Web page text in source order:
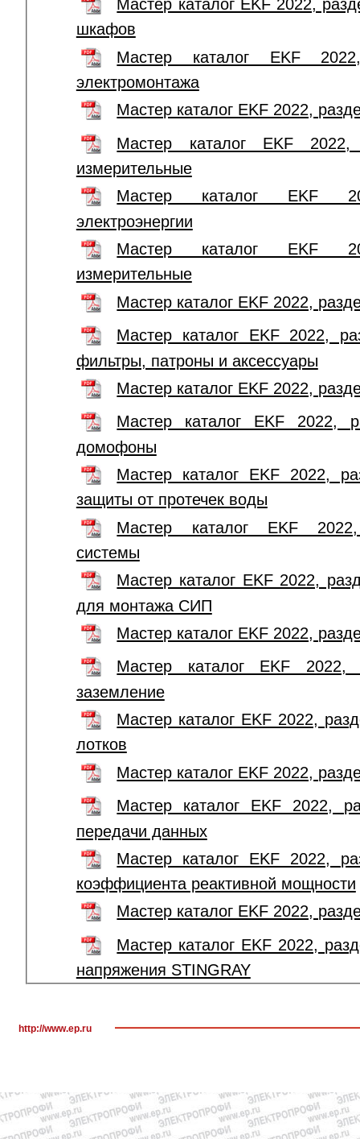
Мастер каталог EKF 2022,
шкафов
Мастер каталог EKF
электромонтажа
Мастер каталог EKF 2022,
Мастер каталог EKF 2022,
измерительные
Мастер каталог EKF
электроэнергии
Мастер каталог EKF
измерительные
Мастер каталог EKF 2022,
Мастер каталог EKF 2022,
фильтры, патроны и аксессуары
Мастер каталог EKF 2022,
Мастер каталог EKF 2022,
домофоны
Мастер каталог EKF 2022,
защиты от протечек воды
Мастер каталог EKF
системы
Мастер каталог EKF 2022,
для монтажа СИП
Мастер каталог EKF 2022,
Мастер каталог EKF
заземление
Мастер каталог EKF 2022,
лотков
Мастер каталог EKF 2022,
Мастер каталог EKF 2022,
передачи данных
Мастер каталог EKF 2022,
коэффициента реактивной мощности
Мастер каталог EKF 2022,
Мастер каталог EKF 2022,
напряжения STINGRAY
http://www.ep.ru